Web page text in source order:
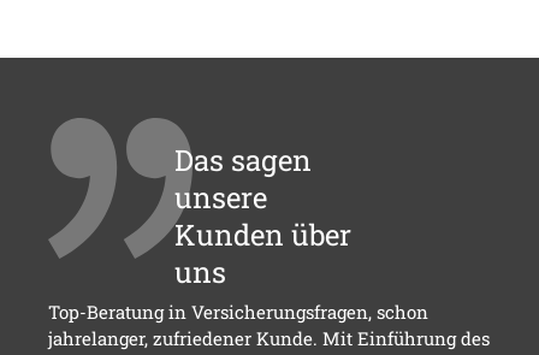
Das sagen
unsere
Kunden über
uns
Top-Beratung in Versicherungsfragen, schon
jahrelanger, zufriedener Kunde. Mit Einführung des